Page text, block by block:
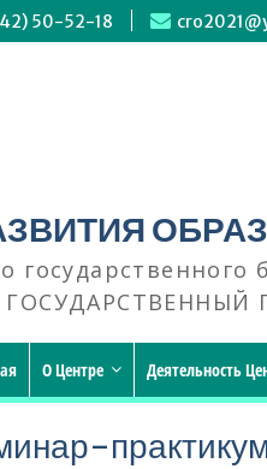
50-52-18
ГОСУДАРСТВЕННЫЙ
О Центре Деятельность